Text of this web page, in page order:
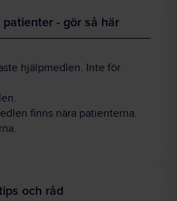
- gör så här
hjälpmedlen. Inte för
finns nära patienterna.
och råd